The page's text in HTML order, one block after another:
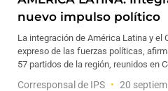
nuevo impulso político
La integración de América Latina y el
expreso de las fuerzas políticas,
57 partidos de la región, reunidos en
Corresponsal de IPS 20